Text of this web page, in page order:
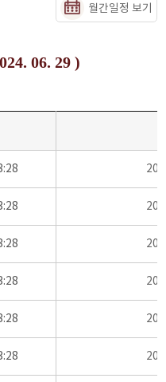
월간일정 보기
06. 29 )